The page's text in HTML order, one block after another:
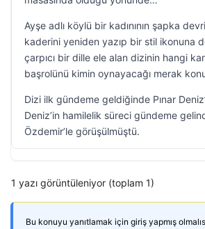
Ayşe adlı köylü bir kadınının şapka
kaderini yeniden yazıp bir stil ikonuna
çarpıcı bir dille ele alan dizinin hangi
başrolünü kimin oynayacağı merak
Dizi ilk gündeme geldiğinde Pınar
Deniz’in hamilelik süreci gündeme
Özdemir’le görüşülmüştü.
1 yazı görüntüleniyor (toplam 1)
Bu konuyu yanıtlamak için giriş yapmış